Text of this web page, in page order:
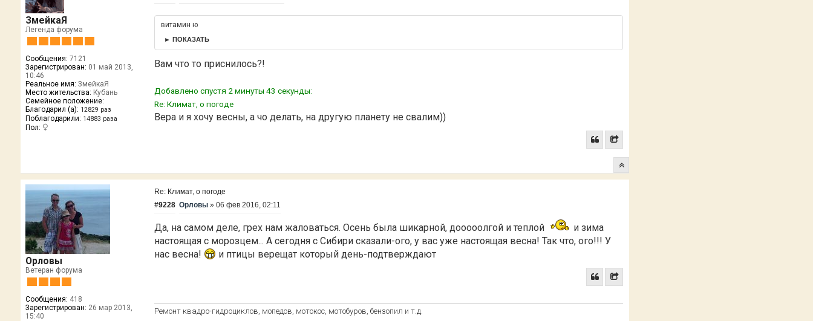
ЗмейкаЯ
Легенда форума
Сообщения: 7121
Зарегистрирован: 01 май 2013,
10:46
Реальное имя: ЗмейкаЯ
Место жительства: Кубань
Семейное положение:
Благодарил (а): 12829 раз
Поблагодарили: 14883 раза
Пол:
витамин ю
► ПОКАЗАТЬ
Вам что то приснилось?!
Добавлено спустя 2 минуты 43 секунды:
Re: Климат, о погоде
Вера и я хочу весны, а чо делать, на другую планету не свалим))
Орловы
Ветеран форума
Сообщения: 418
Зарегистрирован: 26 мар 2013,
15:40
Re: Климат, о погоде
#9228 Орловы »06 фев 2016, 02:11
Да, на самом деле, грех нам жаловаться. Осень была шикарной, дооооолгой и теплой
и зима
настоящая с морозцем... А сегодня с Сибири сказали-ого, у вас уже настоящая весна! Так что, ого!!! У
нас весна!
и птицы верещат который день-подтверждают
Ремонт квадро-гидроциклов, мопедов, мотокос, мотобуров, бензопил и т.д.